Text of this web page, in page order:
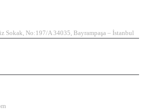
Sokak, No:197/A 34035, Bayrampaşa – İstanbul